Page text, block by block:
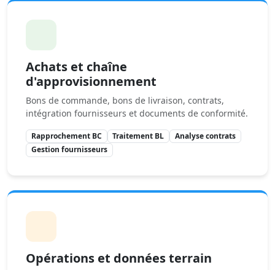
Achats et chaîne
d'approvisionnement
Bons de commande, bons de livraison, contrats,
intégration fournisseurs et documents de conformité.
Rapprochement BC Traitement BL
Analyse contrats
Gestion fournisseurs
Opérations et données terrain